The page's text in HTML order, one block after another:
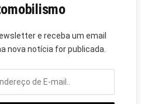
e receba um email
nova notícia for publicada.